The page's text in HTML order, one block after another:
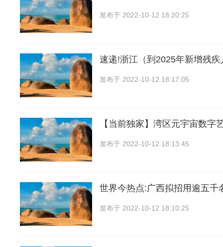
发布于 2022-10-12 18:20:25
速递!浙江（到2025年新增残
发布于 2022-10-12 18:17:05
【当前独家】湾区元宇宙数字
发布于 2022-10-12 18:13:45
世界今热点:广西拟招用逾五千
发布于 2022-10-12 18:10:25